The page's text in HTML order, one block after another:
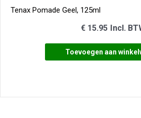
Tenax Pomade Geel, 125ml
€15.95 Incl.
Toevoegen aan